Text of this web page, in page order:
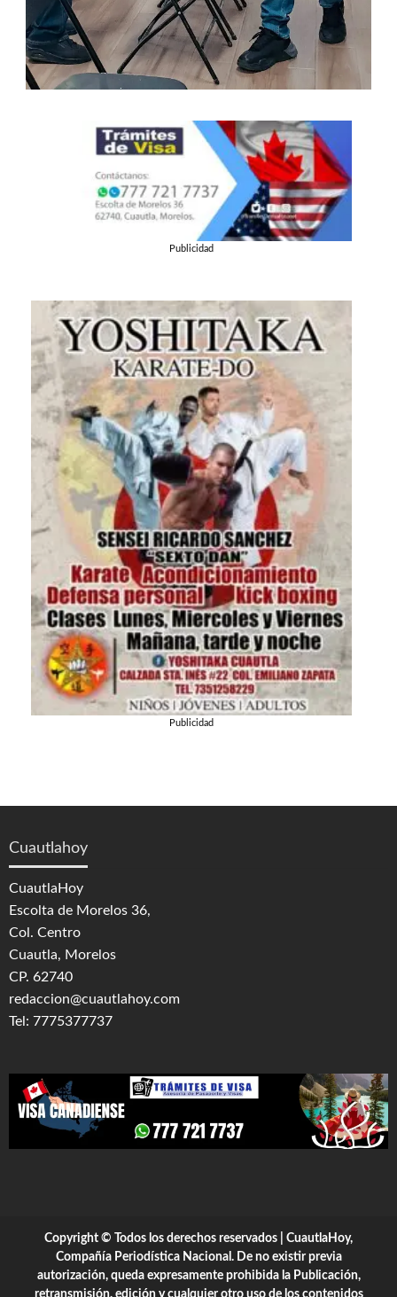
Publicidad
Publicidad
Cuautlahoy
CuautlaHoy
Escolta de Morelos 36,
Col. Centro
Cuautla, Morelos
CP. 62740
redaccion@cuautlahoy.com
Tel: 7775377737
Copyright © Todos los derechos reservados | CuautlaHoy,
Compañía Periodística Nacional. De no existir previa
autorización, queda expresamente prohibida la Publicación,
retransmisión, edición y cualquier otro uso de los contenidos